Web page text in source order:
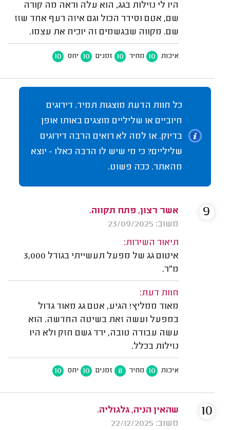
היו לי נזילות בגג, הוא עלה וראה מה קורה
שם, אטם וסידר הכול וגם איזה רעף אחד שזז
שם. מקווה שבגשמים זה יוכיח את עצמו.
איכות 10 מחיר 10 זמנים 10 יחס 10
כל חוות הדעת מוצגות תמיד. דירוגים
חיוביים או שליליים מוצגים באותו אופן
בדיוק. אז למה לא רואים הרבה דירוגים
שליליים? כי מי שיש לו הרבה כאלו - יוצא
מהאתר. ככה פשוט.
אשר רצון, פתח תקווה.
משוב: 23/09/2025
תיאור השירות:
איטום גג של מפעל תעשייתי בגודל 3,000
מ"ר.
חוות דעת:
מאוד ממליץ! הגיע, אטם גג מאוד גדול
במפעל ועשה זאת בשיטה החדשה. הוא
עשה עבודה טובה, ירד גשם חזק ולא היו
נזילות בכלל.
איכות 10 מחיר 8 זמנים 10 יחס 10
9
שהאין הניה, גלגוליה.
משוב: 22/12/2025
10